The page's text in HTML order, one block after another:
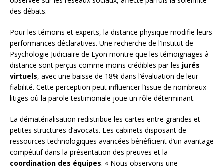
des débats.
Pour les témoins et experts, la distance physique modifie leurs
performances déclaratives. Une recherche de l’Institut de
Psychologie Judiciaire de Lyon montre que les témoignages à
distance sont perçus comme moins crédibles par les jurés
virtuels, avec une baisse de 18% dans l’évaluation de leur
fiabilité. Cette perception peut influencer l’issue de nombreux
litiges où la parole testimoniale joue un rôle déterminant.
La dématérialisation redistribue les cartes entre grandes et
petites structures d’avocats. Les cabinets disposant de
ressources technologiques avancées bénéficient d’un avantage
compétitif dans la présentation des preuves et la
coordination des équipes. « Nous observons une